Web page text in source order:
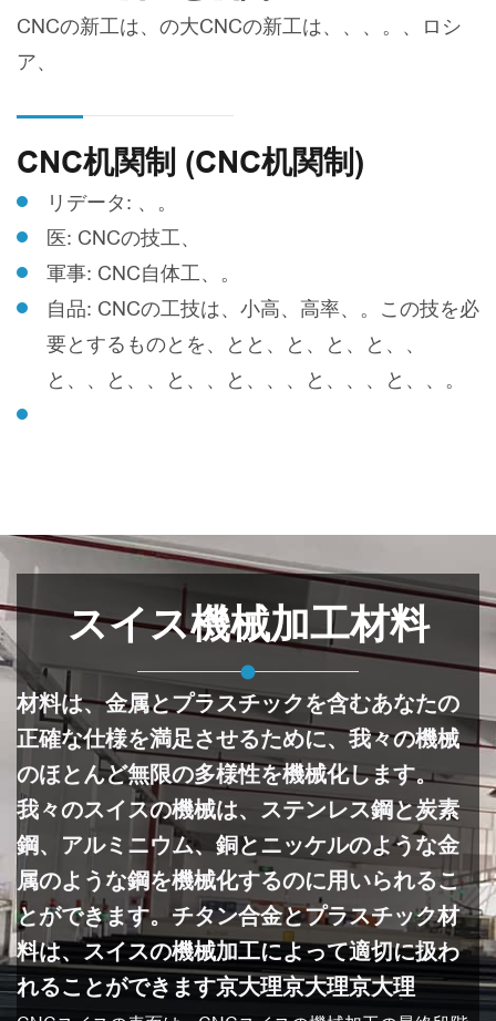
CNCの新工は、の大CNCの新工は、、、。、ロシ
ア、
CNC机関制 (CNC机関制)
リデータ: 、。
医: CNCの技工、
軍事: CNC自体工、。
自品: CNCの工技は、小高、高率、。この技を必
要とするものとを、とと、と、と、と、、
と、、と、、と、、と、、、と、、、と、、。
スイス機械加工材料
材料は、金属とプラスチックを含むあなたの
正確な仕様を満足させるために、我々の機械
のほとんど無限の多様性を機械化します。
我々のスイスの機械は、ステンレス鋼と炭素
鋼、アルミニウム、銅とニッケルのような金
属のような鋼を機械化するのに用いられるこ
とができます。チタン合金とプラスチック材
料は、スイスの機械加工によって適切に扱わ
れることができます京大理京大理京大理